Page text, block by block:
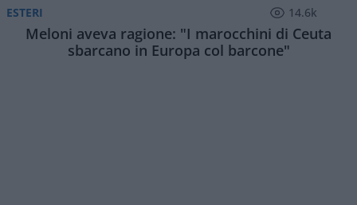
ESTERI 14.6k
Meloni aveva ragione: "I marocchini di Ceuta
sbarcano in Europa col barcone"